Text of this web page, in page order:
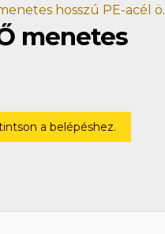
hosszú PE-acél ö.
menetes
a belépéshez.